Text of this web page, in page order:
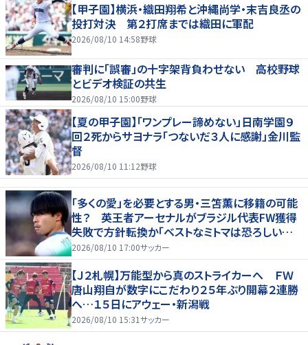
【甲子園】横浜・織田翔希と沖縄尚学・末吉良丞の
投打対決 第２打席までは織田に軍配
2026/08/10 14:58野球
審判に「誤審」の十字架背負わせない 高校野球
とビデオ検証の共生
2026/08/10 15:00野球
【夏の甲子園】「ワンプレー諦めない」日南学園９
回２死からサヨナラ「つないだ３人に感謝」金川監
督
2026/08/10 11:12野球
「多くの愛」を必要とする男・三笘薫に移籍の可能
性？ 英王者アーセナルがブラジル代表FW獲得
失敗で方針転換か「ベストなミトマは恐ろしいほ
ど優れている」
2026/08/10 17:00サッカー
【Ｊ２札幌】万能型から真のストライカーへ ＦＷ
唐山翔自が数字にこだわり２５年ぶり開幕２連勝
へ…１５日にアウェー・新潟戦
2026/08/10 15:31サッカー